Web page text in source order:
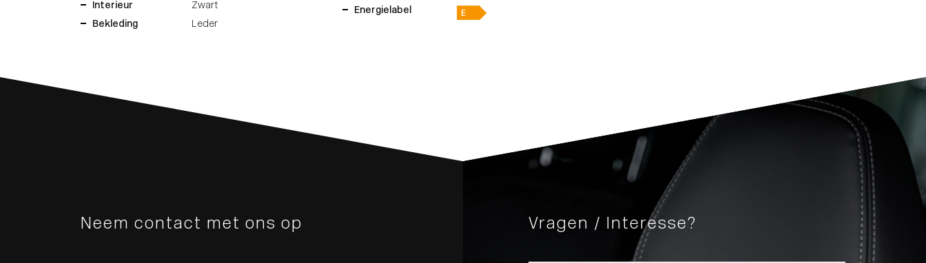
Interieur
Zwart
Bekleding
Leder
Energielabel
Neem contact met ons op Vragen / Interesse?